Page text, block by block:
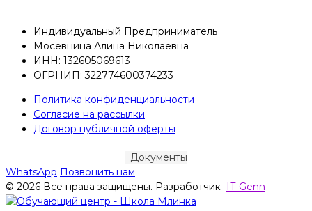
Индивидуальный Предприниматель
Мосевнина Алина Николаевна
ИНН: 132605069613
ОГРНИП: 322774600374233
Политика конфиденциальности
Согласие на рассылки
Договор публичной оферты
Документы
WhatsApp Позвонить нам
© 2026 Все права защищены. Разработчик IT-Genn